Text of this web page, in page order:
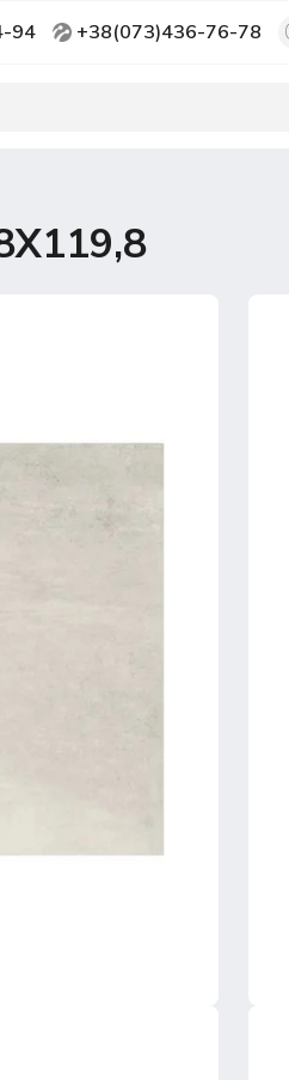
94 +38(073)436-76-78